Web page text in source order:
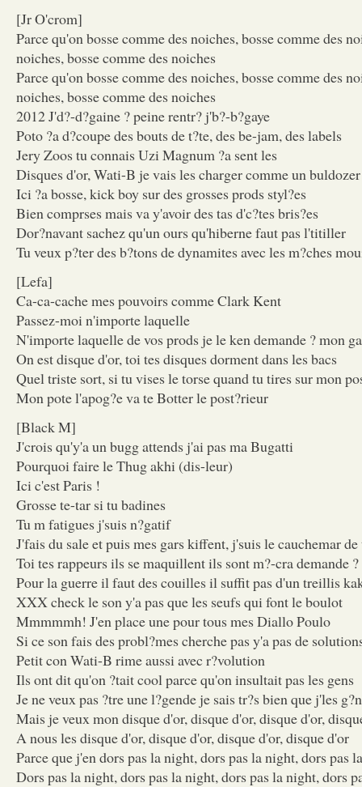
[Jr O'crom]
Parce qu'on bosse comme des noiches, bosse comme des
noiches, bosse comme des noiches
Parce qu'on bosse comme des noiches, bosse comme des
noiches, bosse comme des noiches
2012 J'd?-d?gaine ? peine rentr? j'b?-b?gaye
Poto ?a d?coupe des bouts de t?te, des be-jam, des labels
Jery Zoos tu connais Uzi Magnum ?a sent les
Disques d'or, Wati-B je vais les charger comme un buldozer
Ici ?a bosse, kick boy sur des grosses prods styl?es
Bien comprses mais va y'avoir des tas d'c?tes bris?es
Dor?navant sachez qu'un ours qu'hiberne faut pas l'titiller
Tu veux p?ter des b?tons de dynamites avec les m?ches
[Lefa]
Ca-ca-cache mes pouvoirs comme Clark Kent
Passez-moi n'importe laquelle
N'importe laquelle de vos prods je le ken demande ? mon
On est disque d'or, toi tes disques dorment dans les bacs
Quel triste sort, si tu vises le torse quand tu tires sur mon
Mon pote l'apog?e va te Botter le post?rieur
[Black M]
J'crois qu'y'a un bugg attends j'ai pas ma Bugatti
Pourquoi faire le Thug akhi (dis-leur)
Ici c'est Paris !
Grosse te-tar si tu badines
Tu m fatigues j'suis n?gatif
J'fais du sale et puis mes gars kiffent, j'suis le cauchemar
Toi tes rappeurs ils se maquillent ils sont m?-cra demande
Pour la guerre il faut des couilles il suffit pas d'un treillis
XXX check le son y'a pas que les seufs qui font le boulot
Mmmmmh! J'en place une pour tous mes Diallo Poulo
Si ce son fais des probl?mes cherche pas y'a pas de
Petit con Wati-B rime aussi avec r?volution
Ils ont dit qu'on ?tait cool parce qu'on insultait pas les gens
Je ne veux pas ?tre une l?gende je sais tr?s bien que j'les
Mais je veux mon disque d'or, disque d'or, disque d'or,
A nous les disque d'or, disque d'or, disque d'or, disque d'or
Parce que j'en dors pas la night, dors pas la night, dors pas
Dors pas la night, dors pas la night, dors pas la night, dors